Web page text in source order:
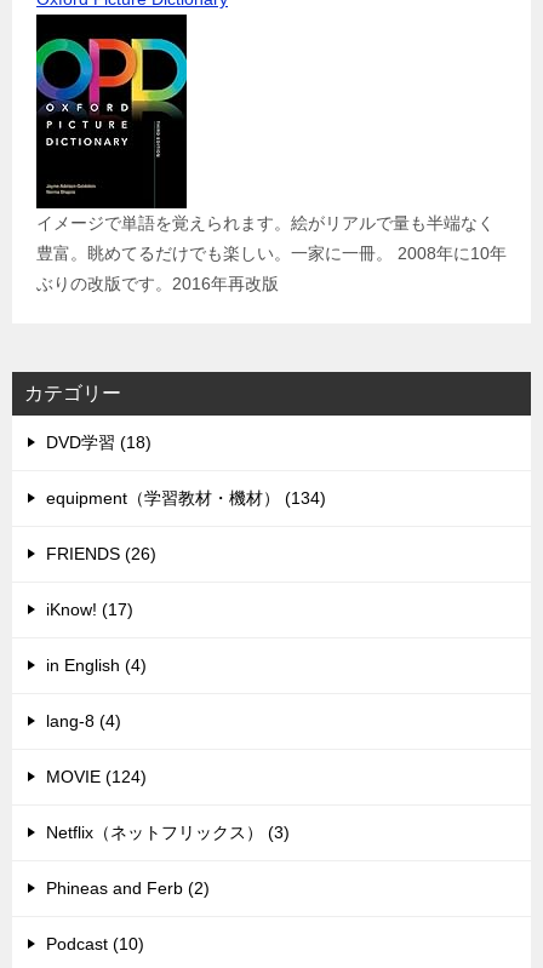
イメージで単語を覚えられます。絵がリアルで量も半端なく
豊富。眺めてるだけでも楽しい。一家に一冊。 2008年に10年
ぶりの改版です。2016年再改版
カテゴリー
DVD学習 (18)
equipment（学習教材・機材） (134)
FRIENDS (26)
iKnow! (17)
in English (4)
lang-8 (4)
MOVIE (124)
Netflix（ネットフリックス） (3)
Phineas and Ferb (2)
Podcast (10)